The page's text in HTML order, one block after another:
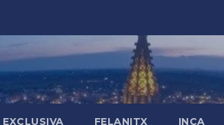
EXCLUSIVA FELANITX INCA